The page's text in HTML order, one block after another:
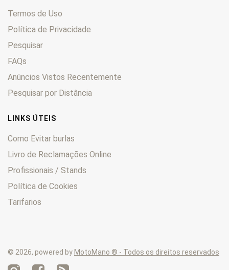
Termos de Uso
Política de Privacidade
Pesquisar
FAQs
Anúncios Vistos Recentemente
Pesquisar por Distância
LINKS ÚTEIS
Como Evitar burlas
Livro de Reclamações Online
Profissionais / Stands
Política de Cookies
Tarifarios
© 2026, powered by MotoMano ® - Todos os direitos reservados